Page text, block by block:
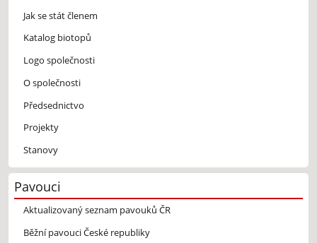
Jak se stát členem
Katalog biotopů
Logo společnosti
O společnosti
Předsednictvo
Projekty
Stanovy
Pavouci
Aktualizovaný seznam pavouků ČR
Běžní pavouci České republiky